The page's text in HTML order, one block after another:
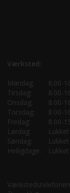
Værksted:
Mandag:
8.00-
Tirsdag:
8.00-
Onsdag:
8.00-
Torsdag:
8.00-
Fredag:
8.00-
Lørdag:
Lukket
Søndag:
Lukket
Helligdage:
Lukket